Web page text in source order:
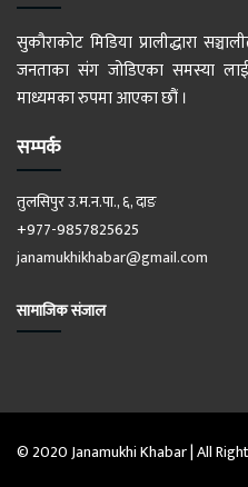
सुकौराकोट मिडिया प्रालीद्धारा
जनताका संग जोडिएका समस्या
माध्यमका रुपमा आएका छौं ।
सम्पर्क
तुलसिपुर उ.म.न.पा., ६, दाङ
+977-9857825625
janamukhikhabar@gmail.com
सामाजिक संजाल
© 2020 Janamukhi Khabar | All